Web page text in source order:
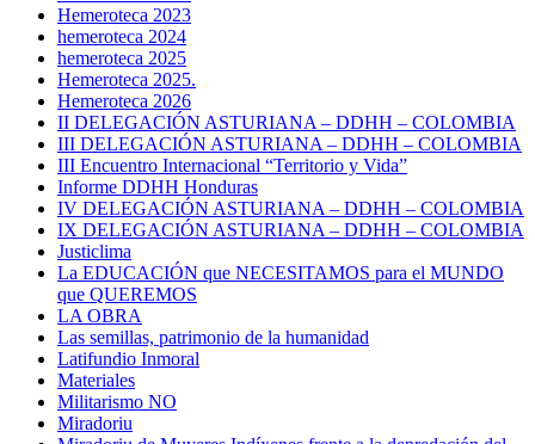
Hemeroteca 2023
hemeroteca 2024
hemeroteca 2025
Hemeroteca 2025.
Hemeroteca 2026
II DELEGACIÓN ASTURIANA – DDHH – COLOMBIA
III DELEGACIÓN ASTURIANA – DDHH – COLOMBIA
III Encuentro Internacional “Territorio y Vida”
Informe DDHH Honduras
IV DELEGACIÓN ASTURIANA – DDHH – COLOMBIA
IX DELEGACIÓN ASTURIANA – DDHH – COLOMBIA
Justiclima
La EDUCACIÓN que NECESITAMOS para el MUNDO
que QUEREMOS
LA OBRA
Las semillas, patrimonio de la humanidad
Latifundio Inmoral
Materiales
Militarismo NO
Miradoriu